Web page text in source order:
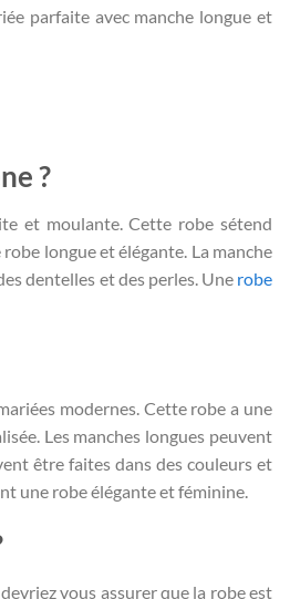
parfaite avec manche longue et
?
et moulante. Cette robe sétend
longue et élégante. La manche
dentelles et des perles. Une robe
modernes. Cette robe a une
Les manches longues peuvent
être faites dans des couleurs et
une robe élégante et féminine.
vous assurer que la robe est